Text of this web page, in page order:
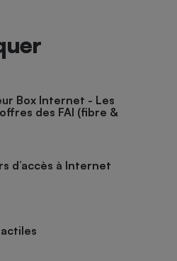
Box Internet - Les
des FAI (fibre &
d’accès à Internet